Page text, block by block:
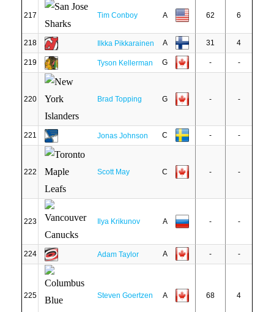
217 Tim Conboy A 62 6
218 Ilkka Pikkarainen A 31 4
219 Tyson Kellerman G - -
220 Brad Topping G - -
221 Jonas Johnson C - -
222 Scott May C - -
223 Ilya Krikunov A - -
224 Adam Taylor A - -
225 Steven Goertzen A 68 4